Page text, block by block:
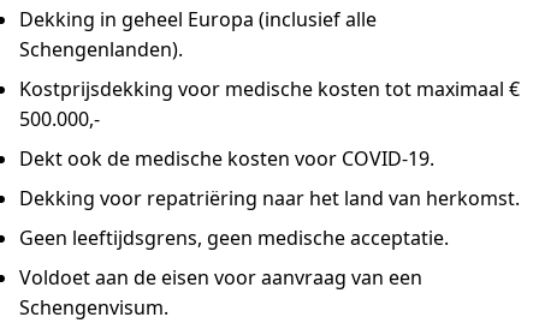
Dekking in geheel Europa (inclusief alle
Schengenlanden).
Kostprijsdekking voor medische kosten tot maximaal €
500.000,-
Dekt ook de medische kosten voor COVID-19.
Dekking voor repatriëring naar het land van herkomst.
Geen leeftijdsgrens, geen medische acceptatie.
Voldoet aan de eisen voor aanvraag van een
Schengenvisum.